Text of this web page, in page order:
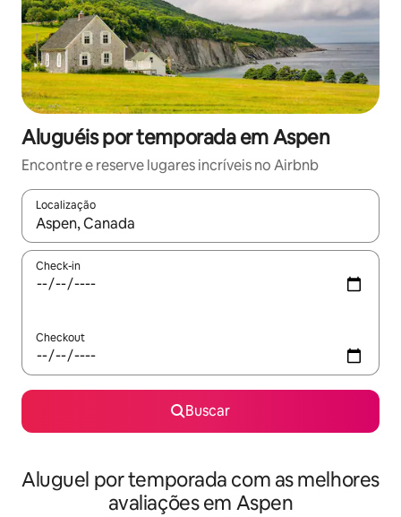
Aluguéis por temporada em Aspen
Encontre e reserve lugares incríveis no Airbnb
Localização
Quando os resultados estiverem disponíveis, explore-os
Check-in
Checkout
Buscar
Aluguel por temporada com as melhores
avaliações em Aspen